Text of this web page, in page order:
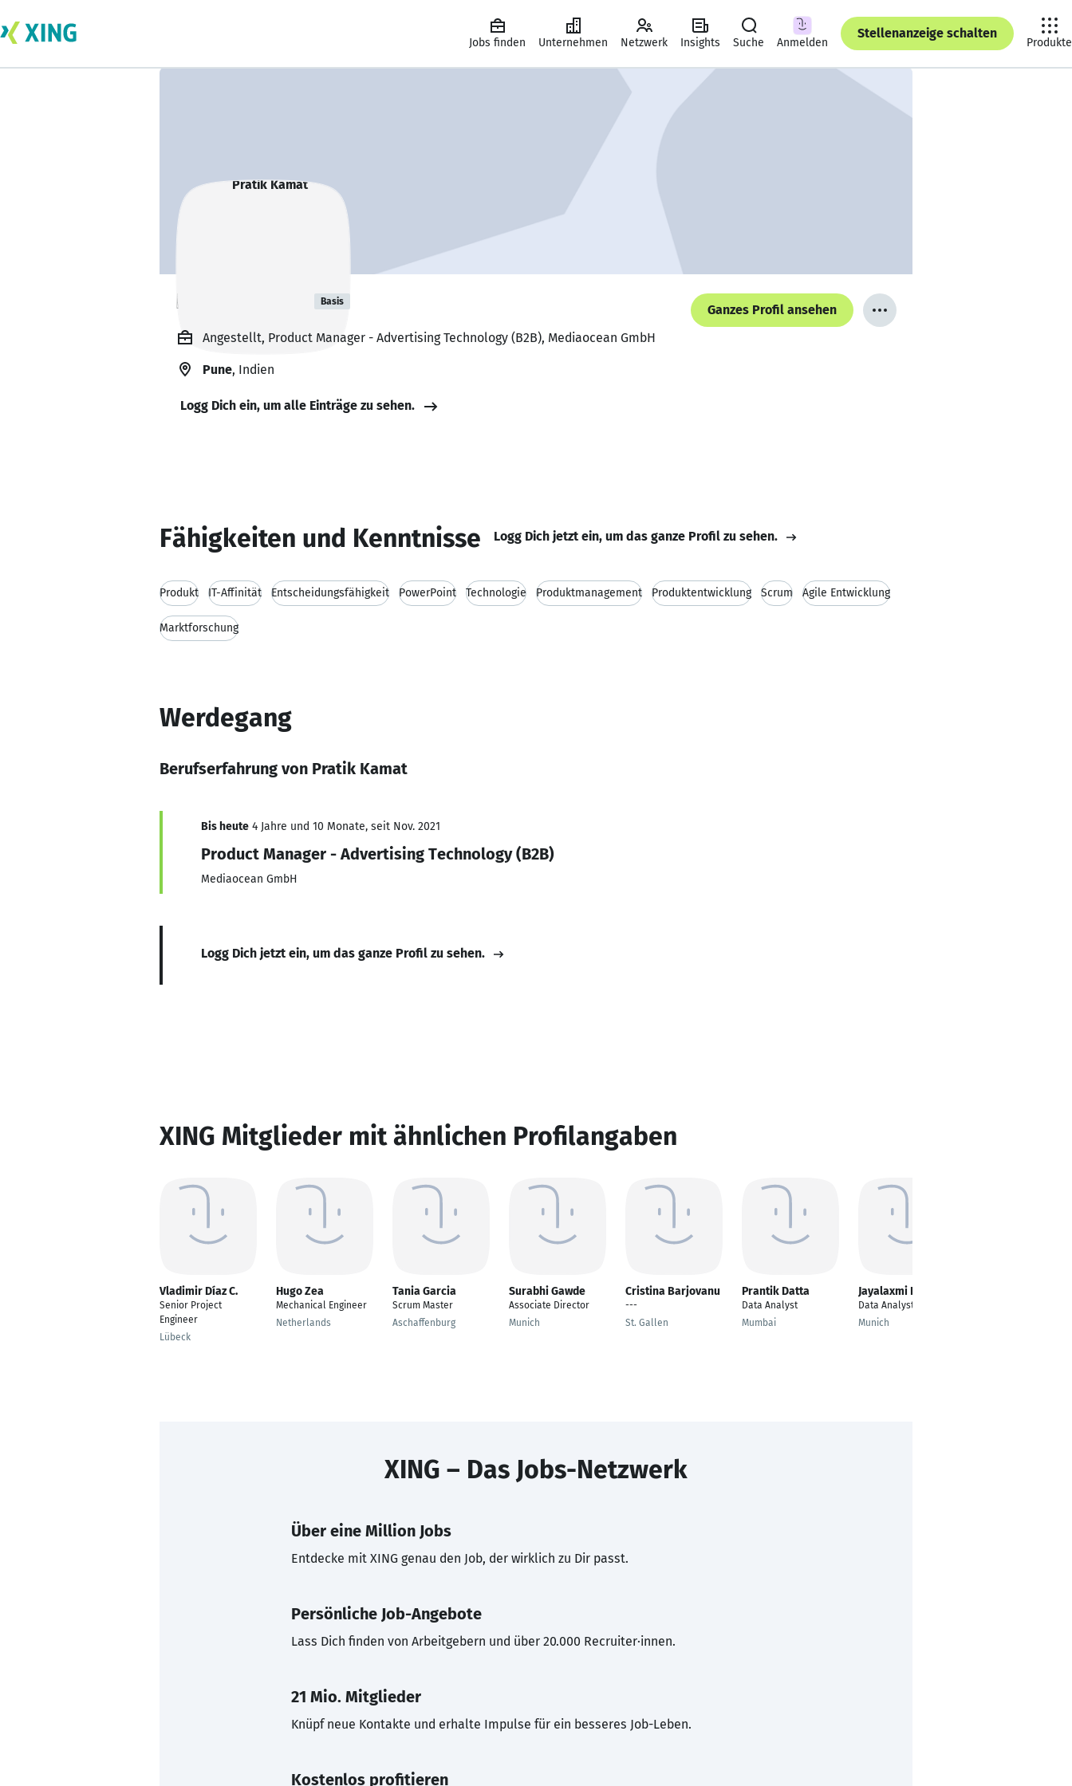
Jobs finden Unternehmen Netzwerk Insights Suche Anmelden
Stellenanzeige schalten
Produkte
Pratik Kamat Basis
Ganzes Profil ansehen
Angestellt, Product Manager - Advertising Technology (B2B), Mediaocean GmbH
Pune, Indien
Logg Dich ein, um alle Einträge zu sehen.
Fähigkeiten und Kenntnisse Logg Dich jetzt ein, um das ganze Profil zu sehen.
Produkt IT-Affinität Entscheidungsfähigkeit PowerPoint Technologie Produktmanagement Produktentwicklung Scrum Agile Entwicklung
Marktforschung
Werdegang
Berufserfahrung von Pratik Kamat
Bis heute 4 Jahre und 10 Monate, seit Nov. 2021
Product Manager - Advertising Technology (B2B)
Mediaocean GmbH
Logg Dich jetzt ein, um das ganze Profil zu sehen.
XING Mitglieder mit ähnlichen Profilangaben
Vladimir Díaz C.
Senior Project
Engineer
Lübeck
Hugo Zea
Mechanical Engineer
Netherlands
Tania Garcia
Scrum Master
Aschaffenburg
Surabhi Gawde
Associate Director
Munich
Cristina Barjovanu
---
St. Gallen
Prantik Datta
Data Analyst
Mumbai
Jayalaxmi Botsa
Data Analyst
Munich
XING – Das Jobs-Netzwerk
Über eine Million Jobs
Entdecke mit XING genau den Job, der wirklich zu Dir passt.
Persönliche Job-Angebote
Lass Dich finden von Arbeitgebern und über 20.000 Recruiter·innen.
21 Mio. Mitglieder
Knüpf neue Kontakte und erhalte Impulse für ein besseres Job-Leben.
Kostenlos profitieren